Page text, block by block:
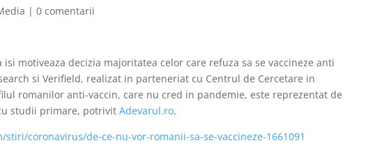
|0 comentarii
isi motiveaza decizia majoritatea celor care refuza sa se vaccineze anti
si Verifield, realizat in parteneriat cu Centrul de Cercetare in
romanilor anti-vaccin, care nu cred in pandemie, este reprezentat de
studii primare, potrivitAdevarul.ro.
stiri/coronavirus/de-ce-nu-vor-romanii-sa-se-vaccineze-1661091